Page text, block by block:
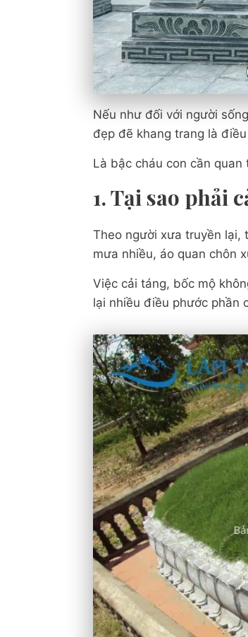
Nếu như đối với người
đẹp đẽ khang trang là
Là bậc cháu con cần
1. Tại sao phải
Theo người xưa truyền lại,
mưa nhiều, áo quan chôn
Việc cải táng, bốc mộ
lại nhiều điều phước phần